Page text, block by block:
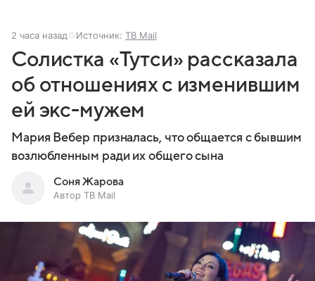
2 часа назад Источник: ТВ Mail
Солистка «Тутси» рассказала
об отношениях с изменившим
ей экс-мужем
Мария Вебер призналась, что общается с бывшим
возлюбленным ради их общего сына
Соня Жарова
Автор ТВ Mail